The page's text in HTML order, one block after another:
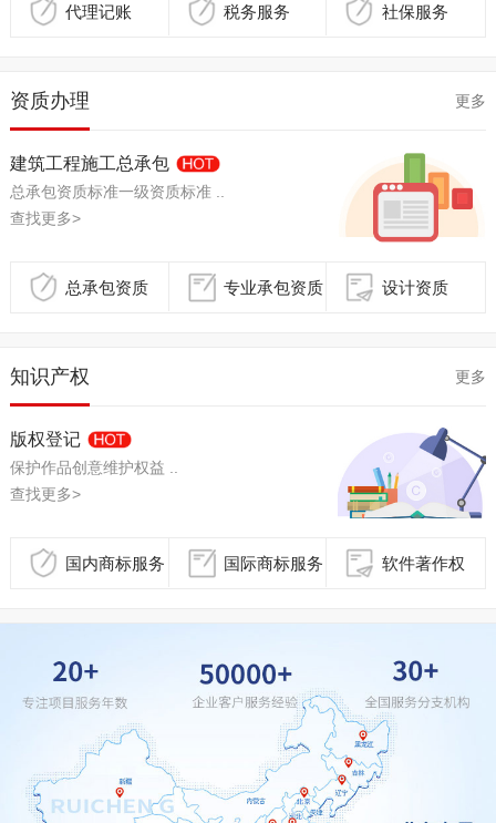
代理记账 税务服务 社保服务
资质办理 更多
建筑工程施工总承包
总承包资质标准一级资质标准 ..
查找更多>
总承包资质 专业承包资质 设计资质
知识产权 更多
版权登记
保护作品创意维护权益 ..
查找更多>
国内商标服务 国际商标服务 软件著作权